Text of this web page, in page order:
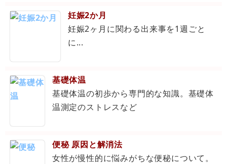
妊娠2か月
妊娠2ヶ月に関わる出来事を1週ごと
に...
基礎体温
基礎体温の初歩から専門的な知識。基礎体
温測定のストレスなど
便秘 原因と解消法
女性が慢性的に悩みがちな便秘について。